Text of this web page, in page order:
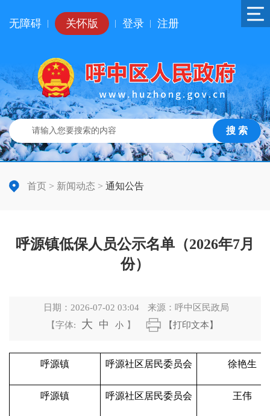
无障碍 关怀版 登录 注册
搜 索
首页 > 新闻动态 > 通知公告
呼源镇低保人员公示名单（2026年7月
份）
日期： 2026-07-02 03:04 来源： 呼中区民政局
【字体:
大 中 小 】 【打印文本】
呼源镇 呼源社区居民委员会 徐艳生
呼源镇 呼源社区居民委员会 王伟